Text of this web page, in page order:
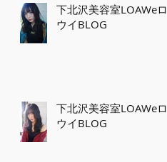
下北沢美容室LOAWeロ
ウイBLOG
下北沢美容室LOAWeロ
ウイBLOG